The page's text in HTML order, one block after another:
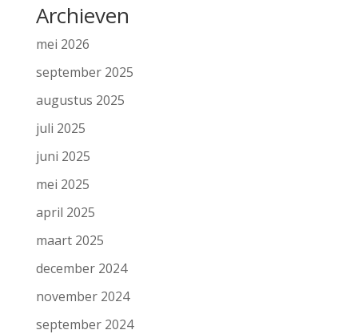
Archieven
mei 2026
september 2025
augustus 2025
juli 2025
juni 2025
mei 2025
april 2025
maart 2025
december 2024
november 2024
september 2024